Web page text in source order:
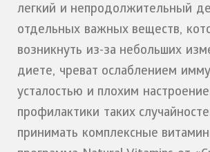
легкий и непродолжительный
отдельных важных веществ,
возникнуть из-за небольших
диете, чреват ослаблением
усталостью и плохим
профилактики таких
принимать комплексные